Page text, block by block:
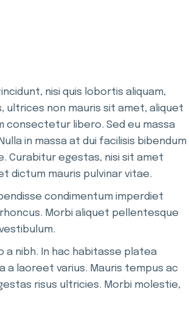
nisi quis lobortis aliquam,
ultrices non mauris sit amet, aliquet
consectetur libero. Sed eu massa
in massa at dui facilisis bibendum
Curabitur egestas, nisi sit amet
dictum mauris pulvinar vitae.
condimentum imperdiet
Morbi aliquet pellentesque
a nibh. In hac habitasse platea
a laoreet varius. Mauris tempus ac
risus ultricies. Morbi molestie,